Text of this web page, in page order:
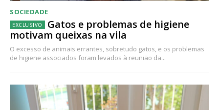
SOCIEDADE
Gatos e problemas de higiene
motivam queixas na vila
O excesso de animais errantes, sobretudo gatos, e os problemas
de higiene associados foram levados à reunião da...